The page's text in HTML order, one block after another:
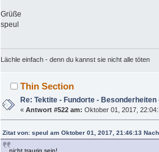
Grüße
speul
Lächle einfach - denn du kannst sie nicht alle töten
Thin Section
Re: Tektite - Fundorte - Besonderheiten
«Antwort #522 am: Oktober 01, 2017,
Zitat von: speul am Oktober 01, 2017, 21:46:13
nicht traurig sein!